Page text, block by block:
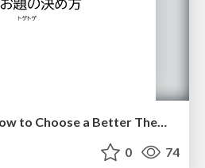
本のお題の決め方 / How to Choose a Better Theme for Your Book
0 74